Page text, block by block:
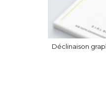
Déclinaison